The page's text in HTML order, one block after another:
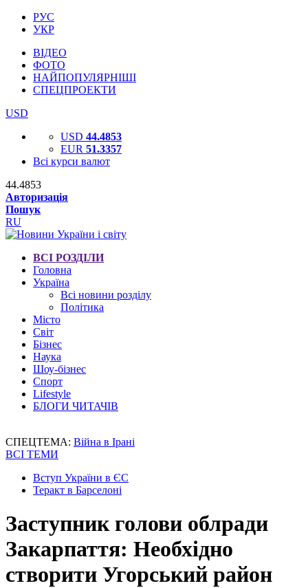
РУС
УКР
ВІДЕО
ФОТО
НАЙПОПУЛЯРНІШІ
СПЕЦПРОЕКТИ
USD
USD 44.4853
EUR 51.3357
Всі курси валют
44.4853
Авторизація
Пошук
RU
ВСІ РОЗДІЛИ
Головна
Україна
Всі новини розділу
Політика
Місто
Світ
Бізнес
Наука
Шоу-бізнес
Спорт
Lifestyle
БЛОГИ ЧИТАЧІВ
СПЕЦТЕМА: Війна в Ірані
ВСІ ТЕМИ
Вступ України в ЄС
Теракт в Барселоні
Заступник голови облради
Закарпаття: Необхідно
створити Угорський район